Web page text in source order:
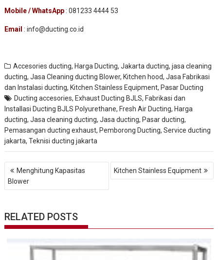
Mobile / WhatsApp : 081233 4444 53
Email : info@ducting.co.id
Accesories ducting,Harga Ducting,Jakarta ducting,jasa cleaning
ducting,Jasa Cleaning ducting Blower, Kitchen hood,Jasa Fabrikasi
dan Instalasi ducting,Kitchen Stainless Equipment,Pasar Ducting
Ducting accesories,Exhaust Ducting BJLS,Fabrikasi dan
Installasi Ducting BJLS Polyurethane,Fresh Air Ducting,Harga
ducting,Jasa cleaning ducting,Jasa ducting,Pasar ducting,
Pemasangan ducting exhaust,Pemborong Ducting,Service ducting
jakarta,Teknisi ducting jakarta
N
a
v
a
s
Menghitung Kapasitas
Blower
Kitchen Stainless Equipment
RELATED POSTS